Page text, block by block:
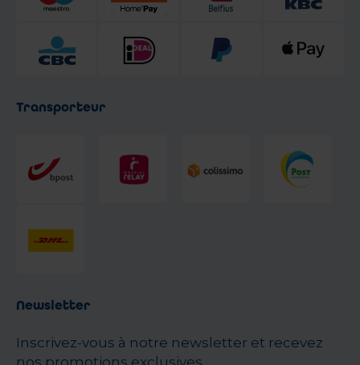
Transporteur
Newsletter
Inscrivez-vous à notre newsletter et recevez